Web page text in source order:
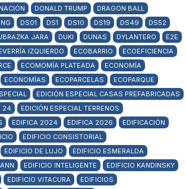
DONALD TRUMP
DRAGON BALL
DS01 DS1 DS10 DS19 DS49
DS52
JARA DUKI DUNAS DYLANTERO
E2E
IZQUIERDO ECOBARRIO
ECOEFICIENCIA
ECOMOMÍA PLATEADA
ECONOMÍA
ECONOMÍAS ECOPARCELAS
ECOPARQUE
EDICIÓN ESPECIAL CASAS PREFABRICADAS
24
EDICIÓN ESPECIAL TERRENOS
EDIFICA 2024 EDIFICA 2026
EDIFICACIÓN
EDIFICIO CONSISTORIAL
EDIFICIO DE LUJO
EDIFICIO ESMERALDA
EDIFICIO INTELIGENTE
EDIFICIO KANDINSKY
EDIFICIO VITACURA
EDIFICIOS